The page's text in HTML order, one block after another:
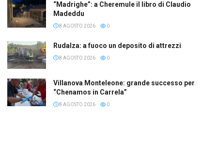
“Madrighe”: a Cheremule il libro di Claudio
Madeddu
8 AGOSTO 2026 0
Rudalza: a fuoco un deposito di attrezzi
8 AGOSTO 2026 0
Villanova Monteleone: grande successo per
“Chenamos in Carrela”
8 AGOSTO 2026 0